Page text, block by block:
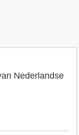
Nederlandse